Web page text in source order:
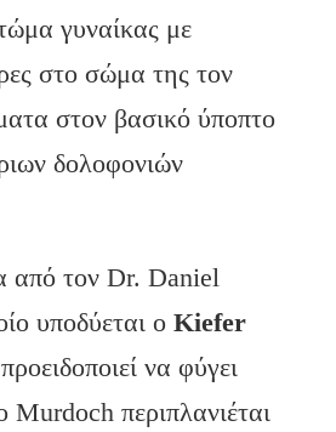
γυναίκας με
στο σώμα της τον
στον βασικό ύποπτο
δολοφονιών
από τον Dr. Daniel
υποδύεται ο Kiefer
να φύγει
περιπλανιέται